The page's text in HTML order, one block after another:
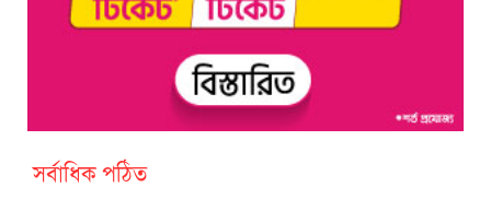
সর্বাধিক পঠিত